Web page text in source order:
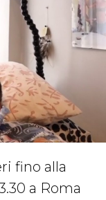
fino alla
a Roma